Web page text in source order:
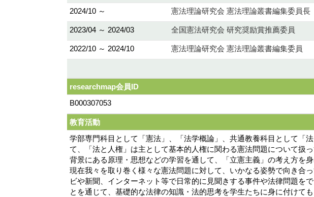
2024/10 ～ 憲法理論研究会 憲法理論叢書編集委員長
2023/04 ～ 2024/03 全国憲法研究会 研究奨励賞推薦委員
2022/10 ～ 2024/10 憲法理論研究会 憲法理論叢書編集委員
researchmap会員ID
B000307053
教育活動
学部専門科目として「憲法」、「法学概論」、共通教養科目として「
て、「法と人権」は主として基本的人権に関わる憲法問題について扱
背景にある原理・思想などの学習を通して、「立憲主義」の考え方を
現在我々を取り巻く様々な憲法問題に対して、いかなる姿勢で向き合
ビや新聞、インターネット等で日常的に見聞きする事件や法律問題を
とを通じて、基礎的な法律の知識・法的思考を学生たちに身に付けて